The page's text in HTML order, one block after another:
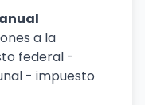
a la
federal -
- impuesto